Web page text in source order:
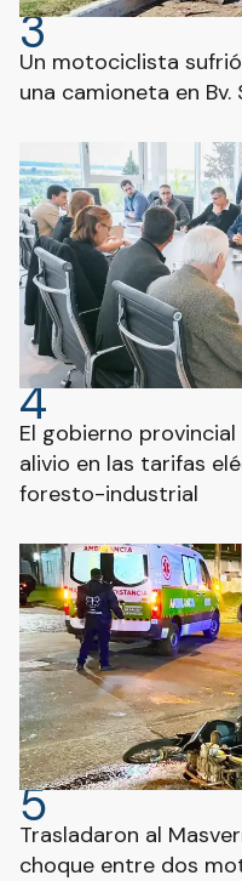
3
Un motociclista
una camioneta en Bv.
4
El gobierno
alivio en las tarifas
foresto-industrial
5
Trasladaron al
choque entre dos